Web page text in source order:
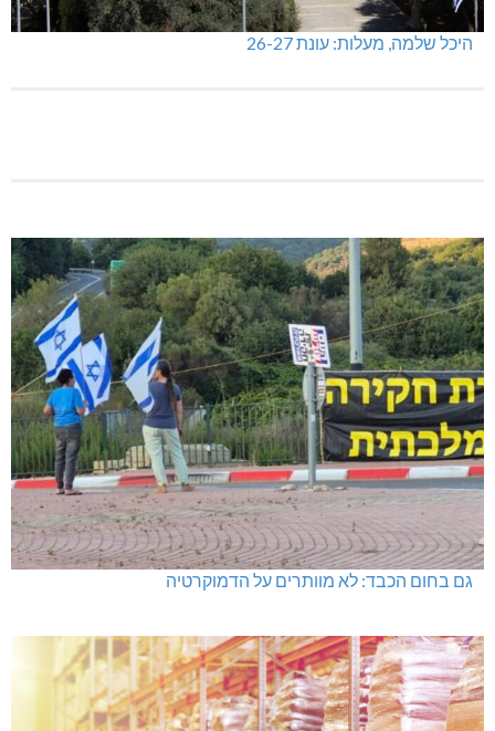
היכל שלמה, מעלות: עונת 26-27
גם בחום הכבד: לא מוותרים על הדמוקרטיה